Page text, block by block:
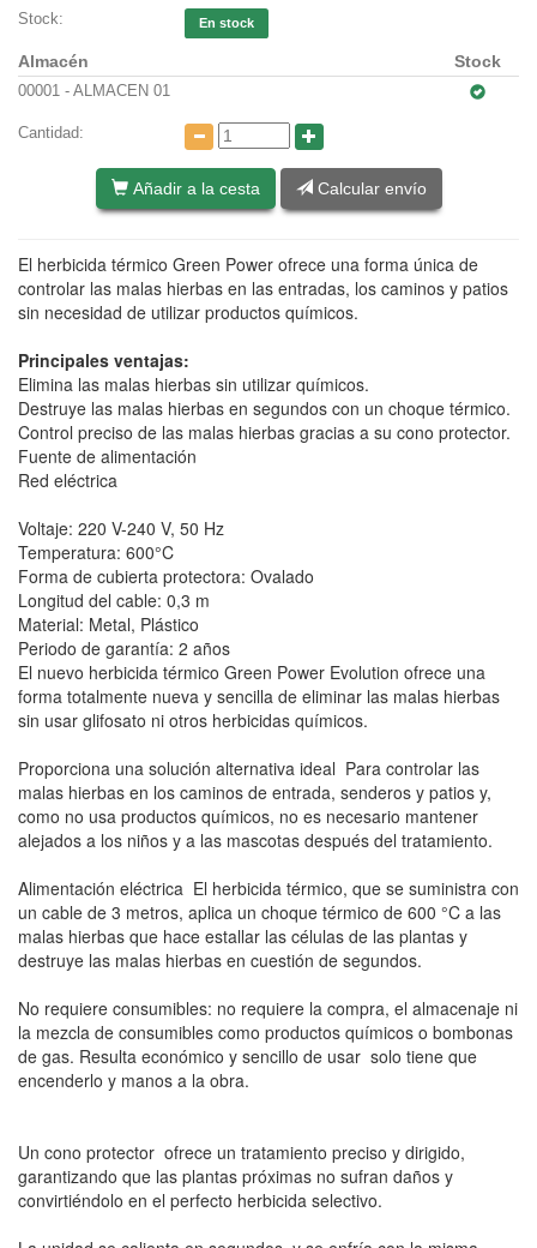
Stock: En stock
Almacén Stock
00001 - ALMACEN 01
Cantidad:
Añadir a la cesta Calcular envío
El herbicida térmico Green Power ofrece una forma única de
controlar las malas hierbas en las entradas, los caminos y patios
sin necesidad de utilizar productos químicos.
Principales ventajas:
Elimina las malas hierbas sin utilizar químicos.
Destruye las malas hierbas en segundos con un choque térmico.
Control preciso de las malas hierbas gracias a su cono protector.
Fuente de alimentación
Red eléctrica
Voltaje: 220 V-240 V, 50 Hz
Temperatura: 600°C
Forma de cubierta protectora: Ovalado
Longitud del cable: 0,3 m
Material: Metal, Plástico
Periodo de garantía: 2 años
El nuevo herbicida térmico Green Power Evolution ofrece una
forma totalmente nueva y sencilla de eliminar las malas hierbas
sin usar glifosato ni otros herbicidas químicos.
Proporciona una solución alternativa ideal  Para controlar las
malas hierbas en los caminos de entrada, senderos y patios y,
como no usa productos químicos, no es necesario mantener
alejados a los niños y a las mascotas después del tratamiento.
Alimentación eléctrica  El herbicida térmico, que se suministra con
un cable de 3 metros, aplica un choque térmico de 600 °C a las
malas hierbas que hace estallar las células de las plantas y
destruye las malas hierbas en cuestión de segundos.
No requiere consumibles: no requiere la compra, el almacenaje ni
la mezcla de consumibles como productos químicos o bombonas
de gas. Resulta económico y sencillo de usar  solo tiene que
encenderlo y manos a la obra.
Un cono protector  ofrece un tratamiento preciso y dirigido,
garantizando que las plantas próximas no sufran daños y
convirtiéndolo en el perfecto herbicida selectivo.